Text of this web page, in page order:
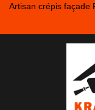
Artisan crépis façade